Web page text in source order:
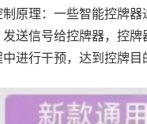
原理：一些智能控牌
送信号给控牌器，控
进行干预，达到控牌目